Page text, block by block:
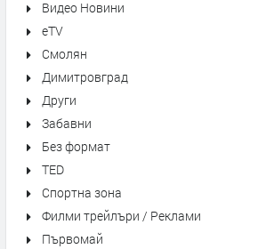
Видео Новини
eTV
Смолян
Димитровград
Други
Забавни
Без формат
TED
Спортна зона
Филми трейлъри / Реклами
Първомай